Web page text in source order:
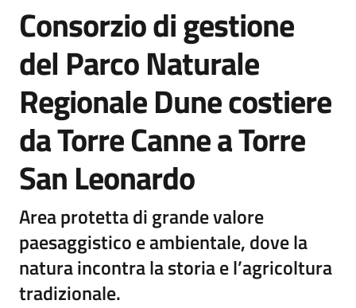
Consorzio di gestione
del Parco Naturale
Regionale Dune costiere
da Torre Canne a Torre
San Leonardo
Area protetta di grande valore
paesaggistico e ambientale, dove la
natura incontra la storia e l’agricoltura
tradizionale.